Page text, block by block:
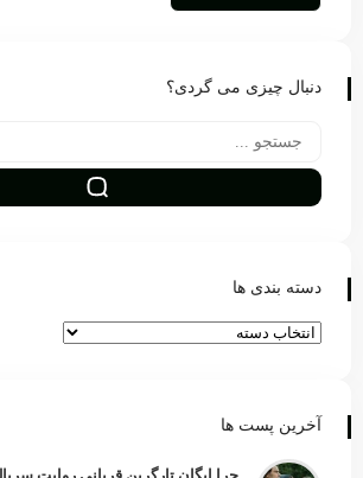
دنبال چیزی می گردی؟
دسته بندی ها
آخرین پست ها